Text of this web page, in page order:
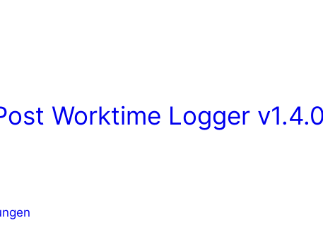
Worktime Logger v1.4.0